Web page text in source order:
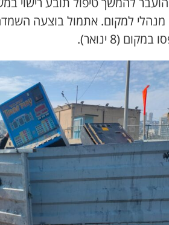
מנהלי למקום. אתמול בוצעה
(8 ינואר).